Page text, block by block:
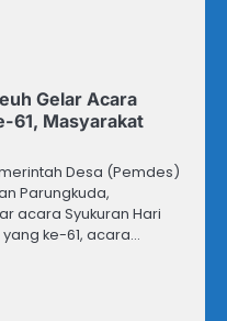
Gelar Acara
61, Masyarakat
Desa (Pemdes)
Parungkuda,
acara Syukuran Hari
ke-61, acara…